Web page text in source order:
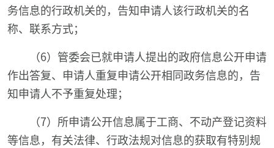
务信息的行政机关的，告知申请人该行政机关的名
称、联系方式；
（6）管委会已就申请人提出的政府信息公开申请
作出答复、申请人重复申请公开相同政务信息的，告
知申请人不予重复处理；
（7）所申请公开信息属于工商、不动产登记资料
等信息，有关法律、行政法规对信息的获取有特别规